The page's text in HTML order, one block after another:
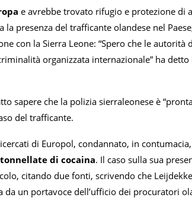
e avrebbe trovato rifugio e protezione di
presenza del trafficante olandese nel
con la Sierra Leone: “Spero che le autorità
organizzata internazionale” ha
sapere che la polizia sierraleonese è
del trafficante.
di Europol, condannato, in
di cocaina. Il caso sulla sua
citando due fonti, scrivendo che
un portavoce dell’ufficio dei procuratori